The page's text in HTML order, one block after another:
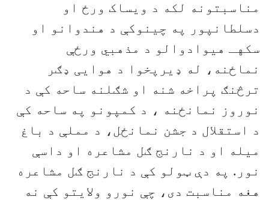
مناسبتونه لکه د ویساک ورځ او
دسلطانپور په چینوکې د هندوانو او
سکهـ هیوادوالو د مذهبي ورځې
نماځنه، له ډیرپخوا د هوایی ډګر
ترڅنګ پراخه شنه او شګلنه ساحه کې د
نوروز نمانځنه ، د کمپونو په ساحه کې
د استقلال د جشن نمانځل، د مملې د باغ
میله او د نارنج ګل مشاعره او داسې
نور. په دې ټولو کې د نارنج ګل مشاعره
هغه مناسبت دی، چې نورو ولایتو کې نه